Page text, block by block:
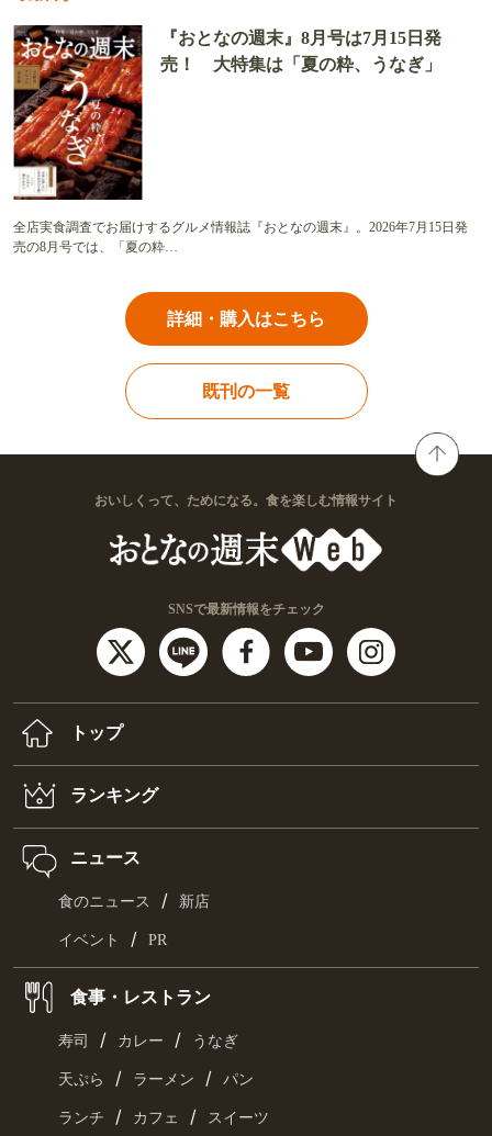
『おとなの週末』8月号は7月15日発
売！ 大特集は「夏の粋、うなぎ」
全店実食調査でお届けするグルメ情報誌『おとなの週末』。2026年7月15日発
売の8月号では、「夏の粋…
詳細・購入はこちら
既刊の一覧
おいしくって、ためになる。食を楽しむ情報サイト
SNSで最新情報をチェック
トップ
ランキング
ニュース
食のニュース / 新店
イベント / PR
食事・レストラン
寿司 / カレー / うなぎ
天ぷら / ラーメン / パン
ランチ / カフェ / スイーツ